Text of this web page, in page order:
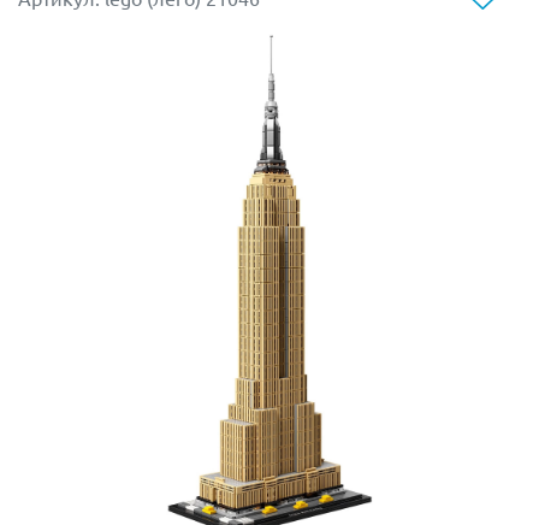
правой части подвижной каретки расположена ручка,
вращающая опорный валик. С ее помощью можно
заправить в каретку настоящий лист бумаги! В левой
части находится рычаг, с помощью которого каретка
возвращается в начало новой строки.
В конструкторе Lego 21327 применен новый элемент
Лего, а именно деталь, имитирующая печатную ленту.
Она окрашена черным и красным цветом. На корпусе
машинки имеется рычаг для выбора цвета
В комплект конструктора Ideas 21327 включена
подробная инструкция по сборке, в составе которой
имеется письмо фанатам Лего от Томаса Кирка
Кристиансена, являющегося Председателем совета